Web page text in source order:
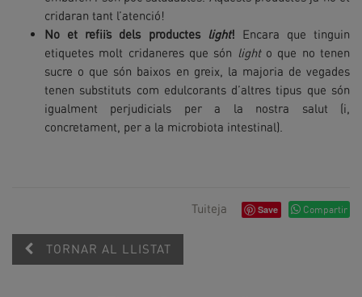
cridaran tant l’atenció!
No et refiïs dels productes light! Encara que tinguin
etiquetes molt cridaneres que són lighto que no tenen
sucre o que són baixos en greix, la majoria de vegades
tenen substituts com edulcorants d’altres tipus que són
igualment perjudicials per a la nostra salut (i,
concretament, per a la microbiota intestinal).
Tuiteja Save Compartir
TORNAR AL LLISTAT